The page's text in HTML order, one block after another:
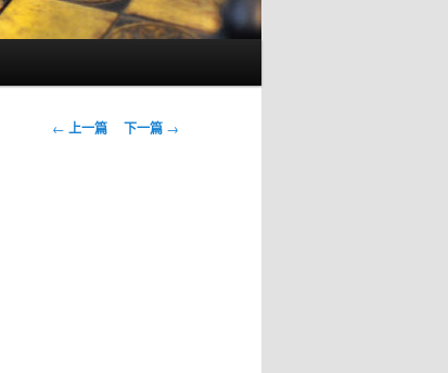
文
← 上一篇 下一篇 →